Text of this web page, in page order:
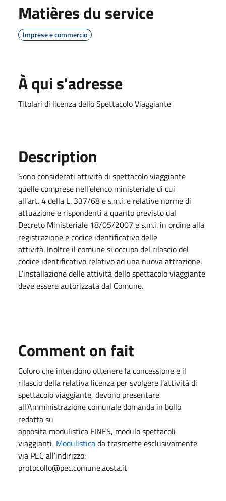
Matières du service
Imprese e commercio
À qui s'adresse
Titolari di licenza dello Spettacolo Viaggiante
Description
Sono considerati attività di spettacolo viaggiante
quelle comprese nell’elenco ministeriale di cui
all’art. 4 della L. 337/68 e s.m.i. e relative norme di
attuazione e rispondenti a quanto previsto dal
Decreto Ministeriale 18/05/2007 e s.m.i. in ordine alla
registrazione e codice identificativo delle
attività. Inoltre il comune si occupa del rilascio del
codice identificativo relativo ad una nuova attrazione.
L’installazione delle attività dello spettacolo viaggiante
deve essere autorizzata dal Comune.
Comment on fait
Coloro che intendono ottenere la concessione e il
rilascio della relativa licenza per svolgere l’attività di
spettacolo viaggiante, devono presentare
all’Amministrazione comunale domanda in bollo
redatta su
apposita modulistica FINES, modulo spettacoli
viaggianti Modulisticada trasmette esclusivamente
via PEC all’indirizzo:
protocollo@pec.comune.aosta.it